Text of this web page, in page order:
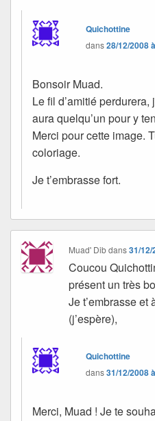
Quichottine
dans28/12/2008
Bonsoir Muad.
Le fil d’amitié
aura quelqu’un pour y
Merci pour cette image.
coloriage.
Je t’embrasse fort.
Muad' Dibdans31/
Coucou
présent un très
Je t’embrasse et
(j’espère),
Quichottine
dans31/12/2008
Merci, Muad ! Je te